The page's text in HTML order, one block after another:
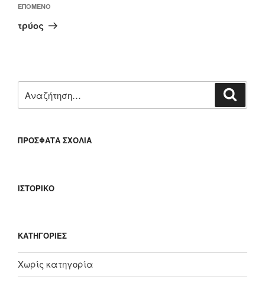
Επόμενο
άρθρο
ΕΠΌΜΕΝΟ
τρύος
για:
ΠΡΌΣΦΑΤΑ ΣΧΌΛΙΑ
ΙΣΤΟΡΙΚΌ
KΑΤΗΓΟΡΊΕΣ
Χωρίς κατηγορία